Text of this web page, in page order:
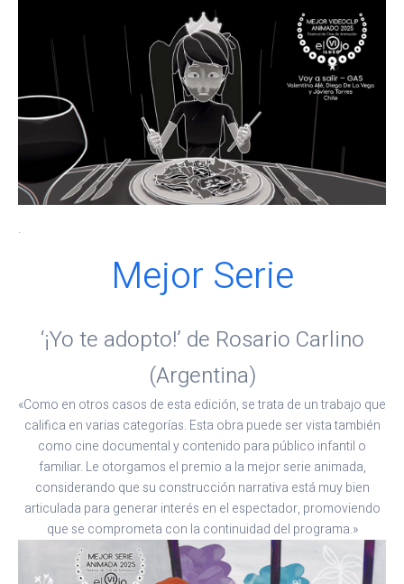
.
Mejor Serie
‘¡Yo te adopto!’ de Rosario Carlino
(Argentina)
«Como en otros casos de esta edición, se trata de un trabajo que
califica en varias categorías. Esta obra puede ser vista también
como cine documental y contenido para público infantil o
familiar. Le otorgamos el premio a la mejor serie animada,
considerando que su construcción narrativa está muy bien
articulada para generar interés en el espectador, promoviendo
que se comprometa con la continuidad del programa.»